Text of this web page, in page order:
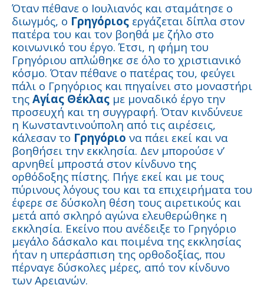
Όταν πέθανε ο Ιουλιανός και σταμάτησε ο
διωγμός, ο Γρηγόριος εργάζεται δίπλα στον
πατέρα του και τον βοηθά με ζήλο στο
κοινωνικό του έργο. Έτσι, η φήμη του
Γρηγόριου απλώθηκε σε όλο το χριστιανικό
κόσμο. Όταν πέθανε ο πατέρας του, φεύγει
πάλι ο Γρηγόριος και πηγαίνει στο μοναστήρι
της Αγίας Θέκλας με μοναδικό έργο την
προσευχή και τη συγγραφή. Όταν κινδύνευε
η Κωνσταντινούπολη από τις αιρέσεις,
κάλεσαν το Γρηγόριο να πάει εκεί και να
βοηθήσει την εκκλησία. Δεν μπορούσε ν’
αρνηθεί μπροστά στον κίνδυνο της
ορθόδοξης πίστης. Πήγε εκεί και με τους
πύρινους λόγους του και τα επιχειρήματα του
έφερε σε δύσκολη θέση τους αιρετικούς και
μετά από σκληρό αγώνα ελευθερώθηκε η
εκκλησία. Εκείνο που ανέδειξε το Γρηγόριο
μεγάλο δάσκαλο και ποιμένα της εκκλησίας
ήταν η υπεράσπιση της ορθοδοξίας, που
πέρναγε δύσκολες μέρες, από τον κίνδυνο
των Αρειανών.